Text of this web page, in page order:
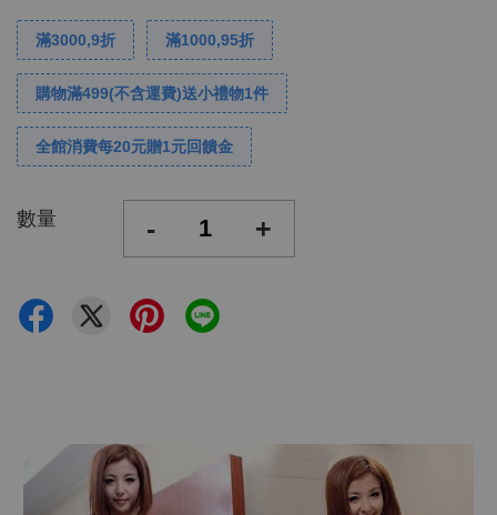
滿3000,9折 滿1000,95折
購物滿499(不含運費)送小禮物1件
全館消費每20元贈1元回饋金
數量 - +